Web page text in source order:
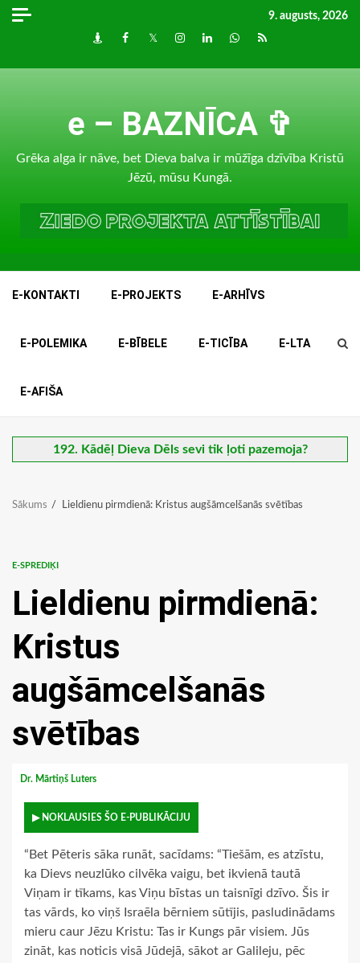
Skip
9. augusts, 2026
DraugiemFacebook
TwitterInstagram
LinkedInwhatsapp
RSS
e – BAZNĪCA ✞
Grēka alga ir nāve, bet Dieva balva ir mūžīga dzīvība Kristū
Jēzū, mūsu Kungā.
E-KONTAKTI E-PROJEKTS E-ARHĪVS
E-POLEMIKA E-BĪBELE E-TICĪBA E-LTA
E-AFIŠA
192. Kādēļ Dieva Dēls sevi tik ļoti pazemoja?
Sākums Lieldienu pirmdienā: Kristus augšāmcelšanās svētības
E-SPREDIĶI
Lieldienu pirmdienā:
Kristus
augšāmcelšanās
svētības
Dr. Mārtiņš Luters
▶ NOKLAUSIES ŠO E-PUBLIKĀCIJU
“Bet Pēteris sāka runāt, sacīdams: “Tiešām, es atzīstu,
ka Dievs neuzlūko cilvēka vaigu, bet ikvienā tautā
Viņam ir tīkams, kas Viņu bīstas un taisnīgi dzīvo. Šis ir
tas vārds, ko viņš Israēla bērniem sūtījis, pasludinādams
mieru caur Jēzu Kristu: Tas ir Kungs pār visiem. Jūs
zināt, kas noticis visā Jūdejā, sākot ar Galileju, pēc